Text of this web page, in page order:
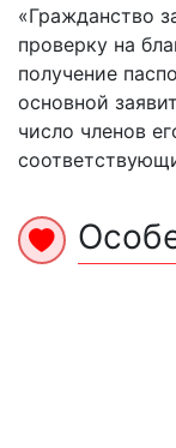
«Гражданство
проверку на
получение
основной
число членов